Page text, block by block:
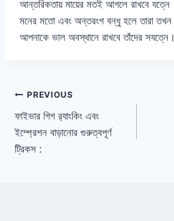
আন্তরিকতায় মায়ের মতই আগলে রাখবে যত্নে
মনের মতো এবং অন্তরংগ বন্ধু হলে তারা তখন
আপনাকে ভাল অবস্থানে রাখবে তাঁদের সযত্নে।
Post
navigation
PREVIOUS
ফাইভার গিগ র‍্যাংকিং এবং
ইম্প্রেশন বাড়ানোর গুরুত্বপূর্ণ
ট্রিকস :